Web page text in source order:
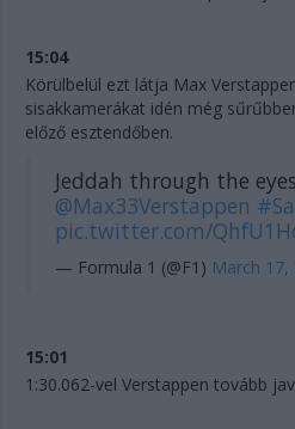
15:04
Körülbelül ezt látja Max
sisakkamerákat idén még
előző esztendőben.
Jeddah through the
@Max33Verstappen
pic.twitter.com/
— Formula 1 (@F1) March 17,
15:01
1:30.062-vel Verstappen tovább